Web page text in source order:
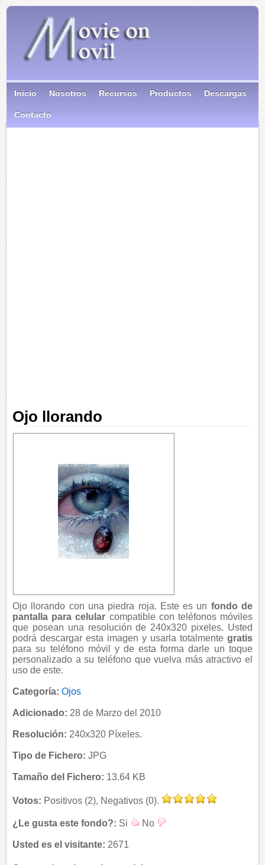
Inicio Nosotros Recursos Productos Descargas
Contacto
Ojo llorando
Ojo llorando con una piedra roja. Este es un fondo de
pantalla para celular compatible con teléfonos móviles
que posean una resolución de 240x320 pixeles. Usted
podrá descargar esta imagen y usarla totalmente gratis
para su teléfono móvil y de esta forma darle un toque
personalizado a su teléfono que vuelva más atractivo el
uso de este.
Categoría: Ojos
Adicionado: 28 de Marzo del 2010
Resolución: 240x320 Píxeles.
Tipo de Fichero: JPG
Tamaño del Fichero: 13.64 KB
Votos: Positivos (2), Negativos (0).
¿Le gusta este fondo?: Si No
Usted es el visitante: 2671